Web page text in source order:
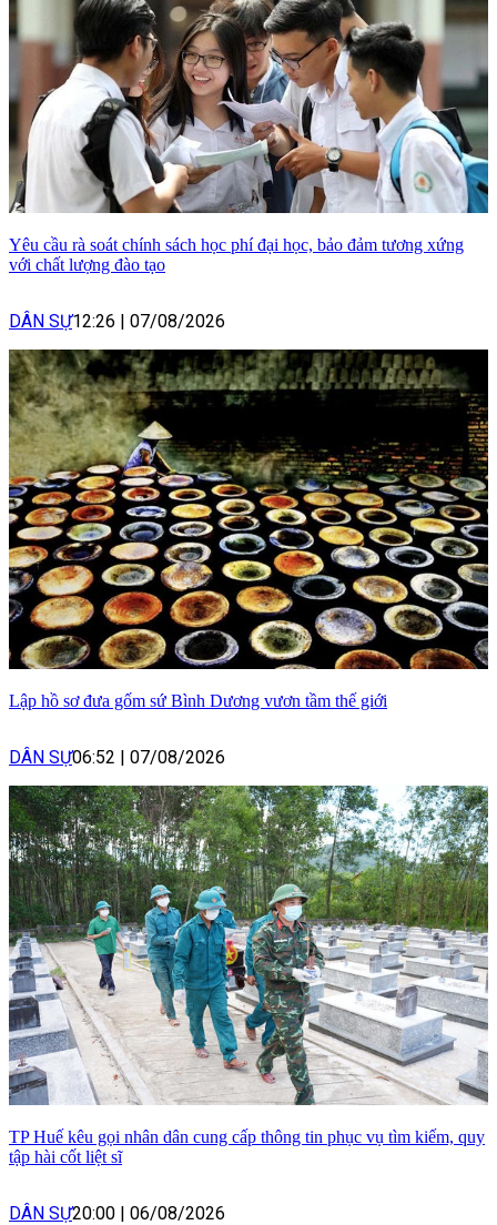
Yêu cầu rà soát chính sách học phí đại học, bảo đảm tương xứng
với chất lượng đào tạo
DÂN SỰ12:26 | 07/08/2026
Lập hồ sơ đưa gốm sứ Bình Dương vươn tầm thế giới
DÂN SỰ06:52 | 07/08/2026
TP Huế kêu gọi nhân dân cung cấp thông tin phục vụ tìm kiếm, quy
tập hài cốt liệt sĩ
DÂN SỰ20:00 | 06/08/2026